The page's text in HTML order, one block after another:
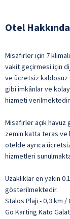
Otel Hakkında
Misafirler için 7
vakit geçirmesi için
ve ücretsiz kablosuz
gibi imkânlar ve
hizmeti verilmektedir.
Misafirler açık havuz
zemin katta teras ve
otelde ayrıca
hizmetleri
Uzaklıklar en yakın
gösterilmektedir.
Stalos Plajı - 0,3 km /
Go Karting Kato